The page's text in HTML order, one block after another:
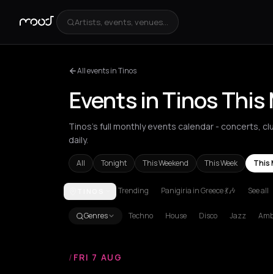
Artists, events, venues...
All events in Tinos
Events in Tinos
Tinos's full monthly events calendar - concerts,
daily.
All Tonight This Weekend This Week This
Achentrias AetomilitsaAetosAgios Kirykos
Trending Panigiria in Greece 💃🎶 See all
Genres Techno House Disco Jazz
/ FRI 7 AUG